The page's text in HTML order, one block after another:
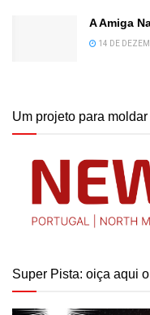
A Amiga
14 DE
Um projeto para
Super Pista: oiça aqui